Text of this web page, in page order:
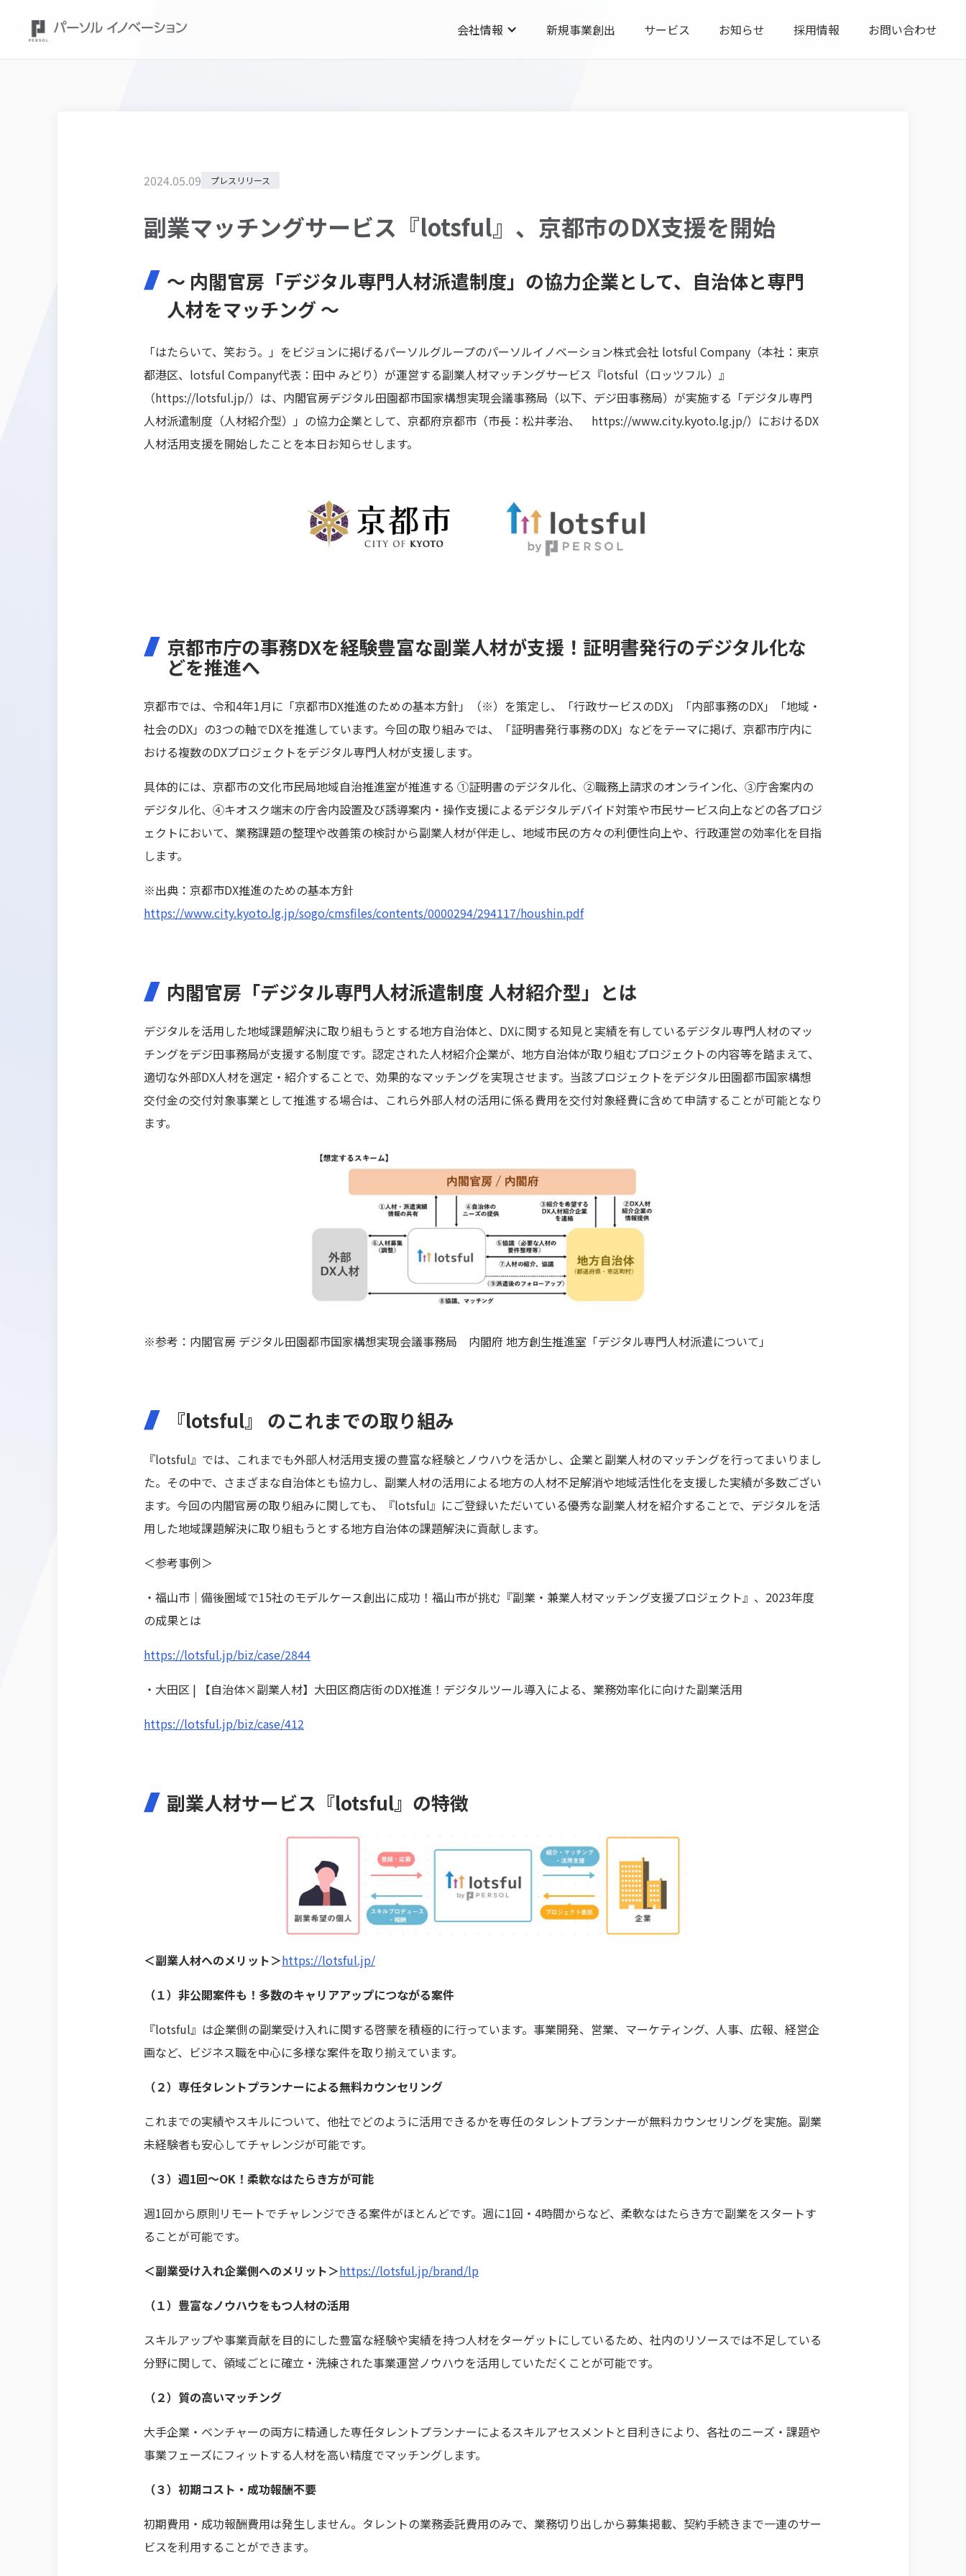
会社情報 新規事業創出 サービス お知らせ 採用情報 お問い合わせ
2024.05.09 プレスリリース
副業マッチングサービス『lotsful』、京都市のDX支援を開始
～ 内閣官房「デジタル専門人材派遣制度」の協力企業として、自治体と専門
人材をマッチング 〜
「はたらいて、笑おう。」をビジョンに掲げるパーソルグループのパーソルイノベーション株式会社 lotsful Company（本社：東京
都港区、lotsful Company代表：田中 みどり）が運営する副業人材マッチングサービス『lotsful（ロッツフル）』
（https://lotsful.jp/）は、内閣官房デジタル田園都市国家構想実現会議事務局（以下、デジ田事務局）が実施する「デジタル専門
人材派遣制度（人材紹介型）」の協力企業として、京都府京都市（市長：松井孝治、 https://www.city.kyoto.lg.jp/）におけるDX
人材活用支援を開始したことを本日お知らせします。
京都市庁の事務DXを経験豊富な副業人材が支援！証明書発行のデジタル化な
どを推進へ
京都市では、令和4年1月に「京都市DX推進のための基本方針」（※）を策定し、「行政サービスのDX」「内部事務のDX」「地域・
社会のDX」の3つの軸でDXを推進しています。今回の取り組みでは、「証明書発行事務のDX」などをテーマに掲げ、京都市庁内に
おける複数のDXプロジェクトをデジタル専門人材が支援します。
具体的には、京都市の文化市民局地域自治推進室が推進する ①証明書のデジタル化、②職務上請求のオンライン化、③庁舎案内の
デジタル化、④キオスク端末の庁舎内設置及び誘導案内・操作支援によるデジタルデバイド対策や市民サービス向上などの各プロジ
ェクトにおいて、業務課題の整理や改善策の検討から副業人材が伴走し、地域市民の方々の利便性向上や、行政運営の効率化を目指
します。
※出典：京都市DX推進のための基本方針
https://www.city.kyoto.lg.jp/sogo/cmsfiles/contents/0000294/294117/houshin.pdf
内閣官房「デジタル専門人材派遣制度 人材紹介型」とは
デジタルを活用した地域課題解決に取り組もうとする地方自治体と、DXに関する知見と実績を有しているデジタル専門人材のマッ
チングをデジ田事務局が支援する制度です。認定された人材紹介企業が、地方自治体が取り組むプロジェクトの内容等を踏まえて、
適切な外部DX人材を選定・紹介することで、効果的なマッチングを実現させます。当該プロジェクトをデジタル田園都市国家構想
交付金の交付対象事業として推進する場合は、これら外部人材の活用に係る費用を交付対象経費に含めて申請することが可能となり
ます。
※参考：内閣官房 デジタル田園都市国家構想実現会議事務局 内閣府 地方創生推進室「デジタル専門人材派遣について」
『lotsful』 のこれまでの取り組み
『lotsful』では、これまでも外部人材活用支援の豊富な経験とノウハウを活かし、企業と副業人材のマッチングを行ってまいりまし
た。その中で、さまざまな自治体とも協力し、副業人材の活用による地方の人材不足解消や地域活性化を支援した実績が多数ござい
ます。今回の内閣官房の取り組みに関しても、『lotsful』にご登録いただいている優秀な副業人材を紹介することで、デジタルを活
用した地域課題解決に取り組もうとする地方自治体の課題解決に貢献します。
＜参考事例＞
・福山市｜備後圏域で15社のモデルケース創出に成功！福山市が挑む『副業・兼業人材マッチング支援プロジェクト』、2023年度
の成果とは
https://lotsful.jp/biz/case/2844
・大田区 | 【自治体×副業人材】大田区商店街のDX推進！デジタルツール導入による、業務効率化に向けた副業活用
https://lotsful.jp/biz/case/412
副業人材サービス『lotsful』の特徴
＜副業人材へのメリット＞https://lotsful.jp/
（１）非公開案件も！多数のキャリアアップにつながる案件
『lotsful』は企業側の副業受け入れに関する啓蒙を積極的に行っています。事業開発、営業、マーケティング、人事、広報、経営企
画など、ビジネス職を中心に多様な案件を取り揃えています。
（２）専任タレントプランナーによる無料カウンセリング
これまでの実績やスキルについて、他社でどのように活用できるかを専任のタレントプランナーが無料カウンセリングを実施。副業
未経験者も安心してチャレンジが可能です。
（３）週1回〜OK！柔軟なはたらき方が可能
週1回から原則リモートでチャレンジできる案件がほとんどです。週に1回・4時間からなど、柔軟なはたらき方で副業をスタートす
ることが可能です。
＜副業受け入れ企業側へのメリット＞https://lotsful.jp/brand/lp
（１）豊富なノウハウをもつ人材の活用
スキルアップや事業貢献を目的にした豊富な経験や実績を持つ人材をターゲットにしているため、社内のリソースでは不足している
分野に関して、領域ごとに確立・洗練された事業運営ノウハウを活用していただくことが可能です。
（２）質の高いマッチング
大手企業・ベンチャーの両方に精通した専任タレントプランナーによるスキルアセスメントと目利きにより、各社のニーズ・課題や
事業フェーズにフィットする人材を高い精度でマッチングします。
（３）初期コスト・成功報酬不要
初期費用・成功報酬費用は発生しません。タレントの業務委託費用のみで、業務切り出しから募集掲載、契約手続きまで一連のサー
ビスを利用することができます。